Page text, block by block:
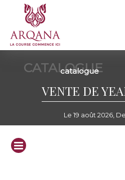
CATALOGUE
catalogue
VENTE DE
Le 19 août 2026,